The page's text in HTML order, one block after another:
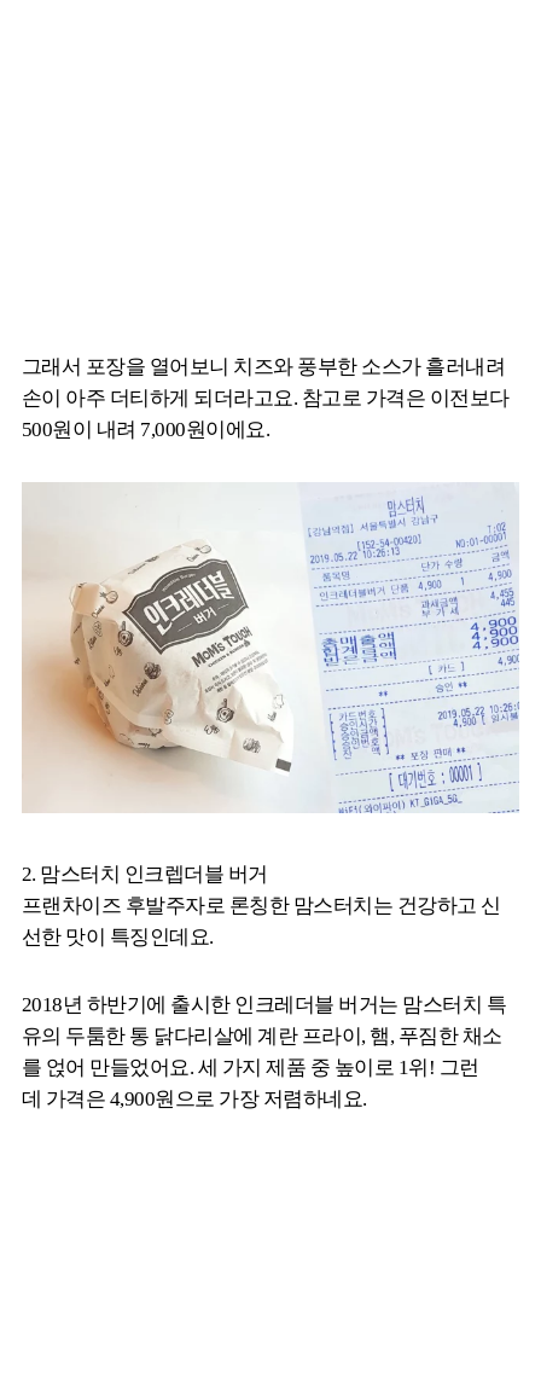
그래서 포장을 열어보니 치즈와 풍부한 소스가 흘러내려
손이 아주 더티하게 되더라고요. 참고로 가격은 이전보다
500원이 내려 7,000원이에요.
2. 맘스터치 인크렙더블 버거
프랜차이즈 후발주자로 론칭한 맘스터치는 건강하고 신
선한 맛이 특징인데요.
2018년 하반기에 출시한 인크레더블 버거는 맘스터치 특
유의 두툼한 통 닭다리살에 계란 프라이, 햄, 푸짐한 채소
를 얹어 만들었어요. 세 가지 제품 중 높이로 1위! 그런
데 가격은 4,900원으로 가장 저렴하네요.